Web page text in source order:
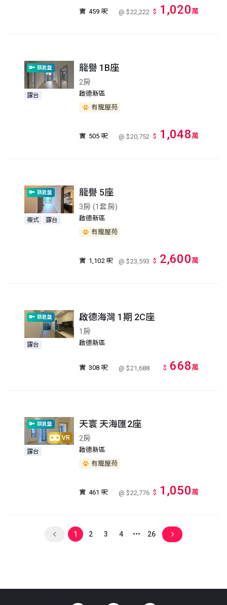
實 459 呎 @ $22,222 $ 1,020萬
鎖匙盤
露台
龍譽 1B座
2房
啟德新區
有寵屋苑
實 505 呎 @ $20,752 $ 1,048萬
鎖匙盤
複式 露台
龍譽 5座
3房 (1套房)
啟德新區
有寵屋苑
實 1,102 呎 @ $23,593 $ 2,600萬
鎖匙盤
露台
啟德海灣 1期 2C座
1房
啟德新區
實 308 呎 @ $21,688 $ 668萬
VR
鎖匙盤
露台
天寰 天海匯2座
2房
啟德新區
有寵屋苑
實 461 呎 @ $22,776 $ 1,050萬
1 2 3 4 26